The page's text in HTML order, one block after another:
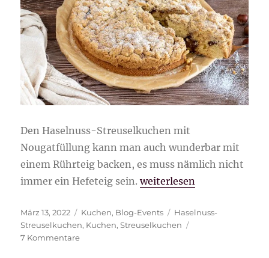
Den Haselnuss-Streuselkuchen mit
Nougatfüllung kann man auch wunderbar mit
einem Rührteig backen, es muss nämlich nicht
immer ein Hefeteig sein.„Haselnuss-
weiterlesen
Veröffentlicht
am
März 13, 2022 Kategorien
Kuchen, Blog-Events Schlagwörter
Haselnuss-
Streuselkuchen, Kuchen,Streuselkuchen
7 Kommentarezu